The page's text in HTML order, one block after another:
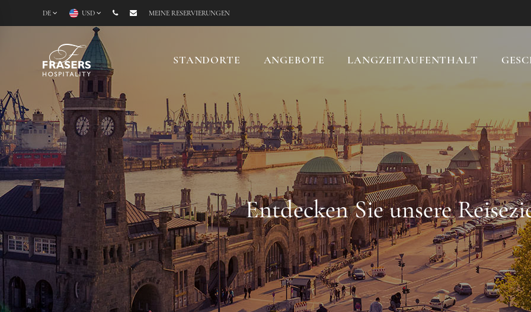
DE USD MEINE RESERVIERUNGEN
STANDORTE ANGEBOTE LANGZEITAUFENTHALT
Entdecken Sie unsere